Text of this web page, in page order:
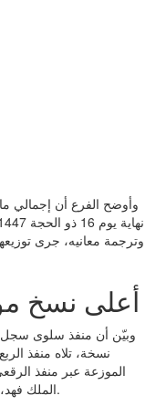
وأوضح الفرع أن إجمالي
وترجمة معانيه، جرى
أعلى نسخ
الملك فهد، إضافة إلى (1,382) نسخة عبر منفذ البطحاء.